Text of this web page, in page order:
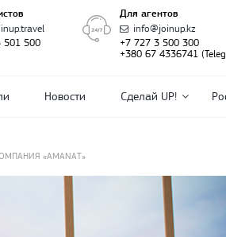
501 500
Для агентов
info@joinup.kz
+7 727 3 500 300
+380 67 4336741
Новости Сделай UP!
«AMANAT»